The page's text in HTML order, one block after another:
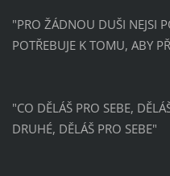
"PRO ŽÁDNOU DUŠI NEJSI
POTŘEBUJE K TOMU, ABY
"CO DĚLÁŠ PRO SEBE,
DRUHÉ, DĚLÁŠ PRO SEBE"